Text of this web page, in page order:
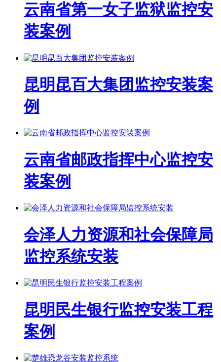
云南省第一女子监狱监控安
装案例
昆明昆百大集团监控安装案
例
云南省邮政指挥中心监控安
装案例
会泽人力资源和社会保障局
监控系统安装
昆明民生银行监控安装工程
案例